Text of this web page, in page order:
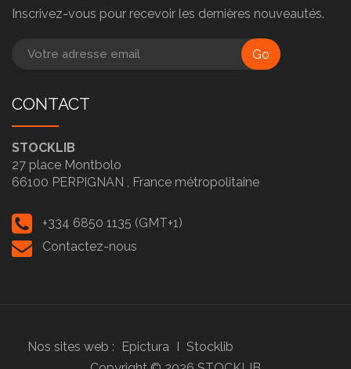
Inscrivez-vous pour recevoir les dernières nouveautés.
Go
CONTACT
STOCKLIB
27 place Montbolo
66100 PERPIGNAN , France métropolitaine
+334 6850 1135 (GMT+1)
Contactez-nous
Nos sites web : Epictura I Stocklib